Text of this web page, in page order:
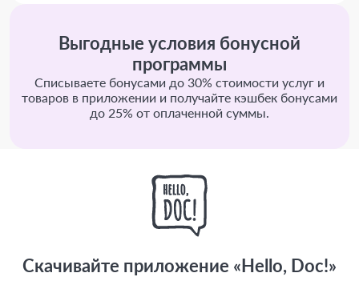
Выгодные условия бонусной
программы
Списываете бонусами до 30% стоимости услуг и
товаров в приложении и получайте кэшбек бонусами
до 25% от оплаченной суммы.
Скачивайте приложение «Hello, Doc!»